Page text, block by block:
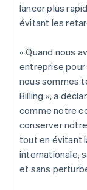
lancer plus
évitant les
« Quand nous
entreprise
nous sommes
Billing », a
comme notre
conserver
tout en évitant
internationale,
et sans